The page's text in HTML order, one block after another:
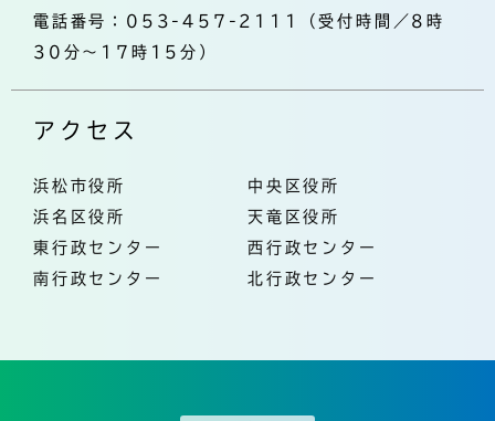
電話番号：053-457-2111（受付時間／8時
30分～17時15分）
アクセス
浜松市役所
中央区役所
浜名区役所
天竜区役所
東行政センター
西行政センター
南行政センター
北行政センター